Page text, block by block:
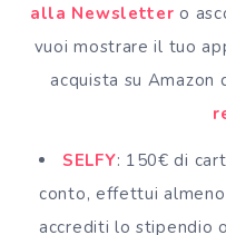
alla Newsletter o
vuoi mostrare il tuo
acquista su Amazon
SELFY: 150€ di
conto, effettui
accrediti lo stipendio